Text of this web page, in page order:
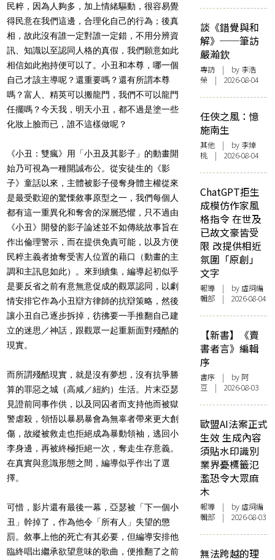
民粹，因為人夠多，加上情緒驅動，很容易覺
得民意在我們這邊，合理化自己的行為；後真
相，故此沒有誰一定對誰一定錯，不用分辨資
訊、知識以至認同人格的真假，我們願意如此
相信如此抱持便可以了。小丑和本尊，哪一個
自己才該主導呢？還重要嗎？還有所謂本尊
嗎？富人、精英可以搬龍門，我們不可以龍門
任擺嗎？今天我，明天小丑，都不過是塗一些
化妝上臉而已，誰不這樣做呢？
《小丑：雙瘋》用「小丑及其影子」的動畫開
始乃可視為一種開誠布公。從安徒生的《影
子》童話以來，主體被影子侵奪身體主權從來
是最受歡迎的驚慄敘事原型之一，我們每個人
都有這一重異化和奪舍的深層恐懼，只不過由
《小丑》開發的影子論述並不如傳統故事旨在
作出倫理警示，而在提供免責可能，以及方便
民粹主義者搶奪受害人位置的藉口（動畫的主
調和主訊息如此）。來到續集，編導起初似乎
是要反省之前有意無意促成的觀眾認同，以劇
情安排它作為小丑辯方律師的抗辯策略，然後
讓小丑自己逐步拆掉，彷彿要一手推翻自己建
立的迷思／神話，跟觀眾一起重新面對殘酷的
現實。
而所謂殘酷現實，就是沒有夢想，沒有抗爭勝
算的罪惡之城（高咸／紐約）生活。片末亞瑟
見證前同事作供，以及同囚者而支持他而被獄
警虐殺，領悟以暴易暴會為無辜者帶來更大創
傷，故縱被救走也拒絕成為暴動領袖，逃回小
李身邊，再被終極拒絕一次，奪走生存意義。
在真實與意識形態之間，編導似乎作出了選
擇。
可惜，影片還有最後一幕，亞瑟被「下一個小
丑」幹掉了，作為他令「所有人」失望的懲
罰。敘事上他的死亡有其必要，但編導安排他
臨終唱出繼承欲望意味的歌曲，便推翻了之前
談《錯覺與和
解》──筆訪
嚴瀚欽
專訪 | by 李浩
榮 | 2026-08-04
任俠之風：憶
施南生
其他 | by 李焯
桃 | 2026-08-04
ChatGPT拒生
成模仿作家風
格指令 在世及
已故文豪皆受
限 改提供相近
氛圍「原創」
文字
報導 | by 虛詞編
輯部 | 2026-08-04
【新書】《賣
書者言》編輯
序
書序 | by 阿
豆 | 2026-08-03
歐盟AI法案正式
生效 生成內容
須貼水印識別
業界憂標籤氾
濫恐令大眾麻
木
報導 | by 虛詞編
輯部 | 2026-08-03
無法跨越的理